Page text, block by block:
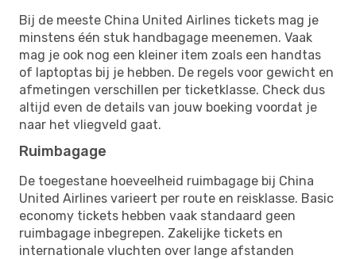
Bij de meeste China United Airlines tickets mag je
minstens één stuk handbagage meenemen. Vaak
mag je ook nog een kleiner item zoals een handtas
of laptoptas bij je hebben. De regels voor gewicht en
afmetingen verschillen per ticketklasse. Check dus
altijd even de details van jouw boeking voordat je
naar het vliegveld gaat.
Ruimbagage
De toegestane hoeveelheid ruimbagage bij China
United Airlines varieert per route en reisklasse. Basic
economy tickets hebben vaak standaard geen
ruimbagage inbegrepen. Zakelijke tickets en
internationale vluchten over lange afstanden